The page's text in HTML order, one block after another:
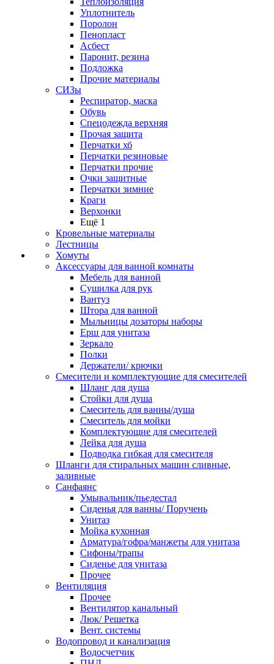
Уплотнитель
Поролон
Пенопласт
Асбест
Паронит, резина
Подложка
Прочие материалы
СИЗы
Респиратор, маска
Обувь
Спецодежда верхняя
Прочая защита
Перчатки хб
Перчатки резиновые
Перчатки прочие
Очки защитные
Перчатки зимние
Краги
Верхонки
Ещё 1
Кровельные материалы
Лестницы
Хомуты
Аксессуары для ванной комнаты
Мебель для ванной
Сушилка для рук
Вантуз
Штора для ванной
Мыльницы дозаторы наборы
Ерш для унитаза
Зеркало
Полки
Держатели/ крючки
Смесители и комплектующие для смесителей
Шланг для душа
Стойки для душа
Смеситель для ванны/душа
Смеситель для мойки
Комплектующие для смесителей
Лейка для душа
Подводка гибкая для смесителя
Шланги для стиральных машин сливные,
заливные
Санфаянс
Умывальник/пьедестал
Сиденья для ванны/ Поручень
Унитаз
Мойка кухонная
Арматура/гофра/манжеты для унитаза
Сифоны/трапы
Сиденье для унитаза
Прочее
Вентиляция
Прочее
Вентилятор канальный
Люк/ Решетка
Вент. системы
Водопровод и канализация
Водосчетчик